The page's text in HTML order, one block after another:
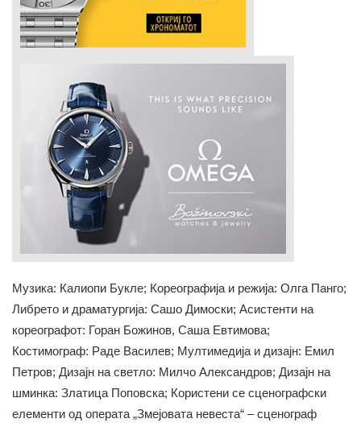
Музика: Калиопи Букле; Кореографија и режија: Олга Панго;
Либрето и драматургија: Сашо Димоски; Асистенти на
кореографот: Горан Божинов, Саша Евтимова;
Костимограф: Раде Василев; Мултимедија и дизајн: Емил
Петров; Дизајн на светло: Милчо Александров; Дизајн на
шминка: Златица Поповска; Користени се сценографски
елементи од операта „Змејовата невеста“ – сценограф